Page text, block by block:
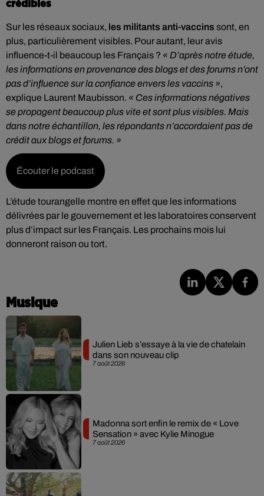
crédibles
Sur les réseaux sociaux, les militants anti-vaccins sont, en
plus, particulièrement visibles. Pour autant, leur avis
influence-t-il beaucoup les Français ? « D’après notre étude,
les informations en provenance des blogs et des forums n’ont
pas d’influence sur la confiance envers les vaccins »,
explique Laurent Maubisson. « Ces informations négatives
se propagent beaucoup plus vite et sont plus visibles. Mais
dans notre échantillon, les répondants n’accordaient pas de
crédit aux blogs et forums. »
Écouter le podcast
L’étude tourangelle montre en effet que les informations
délivrées par le gouvernement et les laboratoires conservent
plus d’impact sur les Français. Les prochains mois lui
donneront raison ou tort.
Musique
7 août 2026
Julien Lieb s’essaye à la vie de chatelain
dans son nouveau clip
7 août 2026
Madonna sort enfin le remix de « Love
Sensation » avec Kylie Minogue